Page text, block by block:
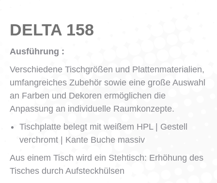
DELTA 158
Ausführung :
Verschiedene Tischgrößen und Plattenmaterialien,
umfangreiches Zubehör sowie eine große Auswahl
an Farben und Dekoren ermöglichen die
Anpassung an individuelle Raumkonzepte.
Tischplatte belegt mit weißem HPL | Gestell
verchromt | Kante Buche massiv
Aus einem Tisch wird ein Stehtisch: Erhöhung des
Tisches durch Aufsteckhülsen